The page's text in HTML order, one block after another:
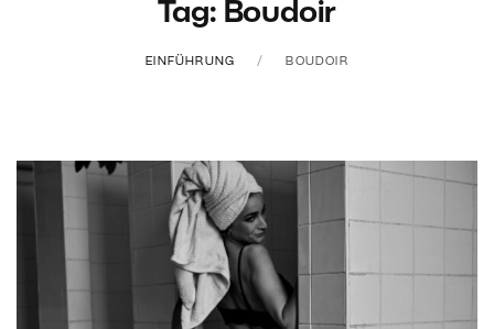
Tag: Boudoir
EINFÜHRUNG BOUDOIR